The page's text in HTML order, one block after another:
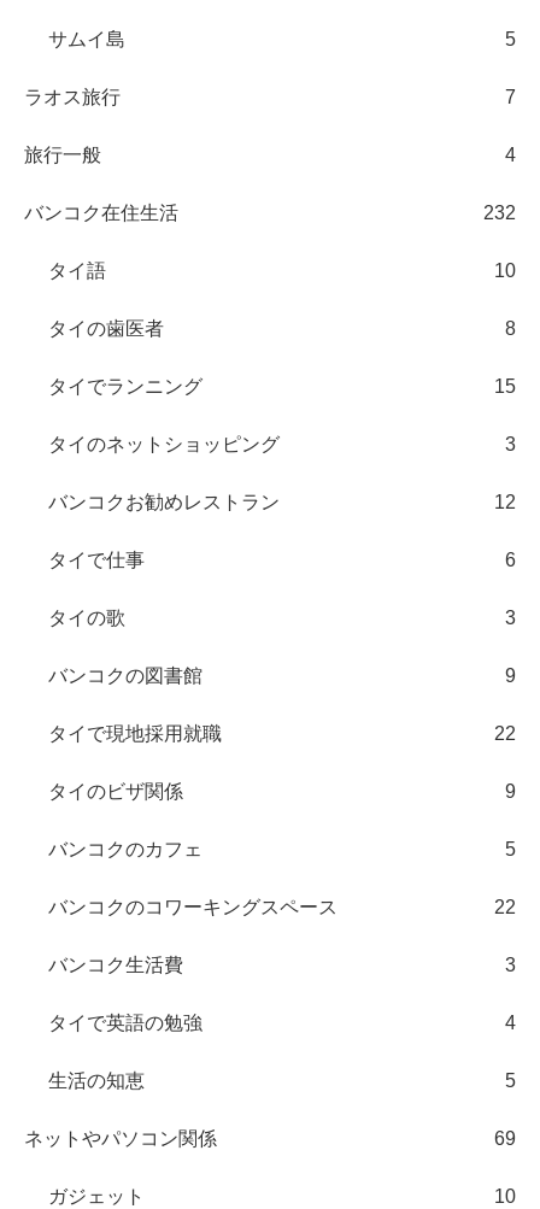
サムイ島 5
ラオス旅行 7
旅行一般 4
バンコク在住生活 232
タイ語 10
タイの歯医者 8
タイでランニング 15
タイのネットショッピング 3
バンコクお勧めレストラン 12
タイで仕事 6
タイの歌 3
バンコクの図書館 9
タイで現地採用就職 22
タイのビザ関係 9
バンコクのカフェ 5
バンコクのコワーキングスペース 22
バンコク生活費 3
タイで英語の勉強 4
生活の知恵 5
ネットやパソコン関係 69
ガジェット 10